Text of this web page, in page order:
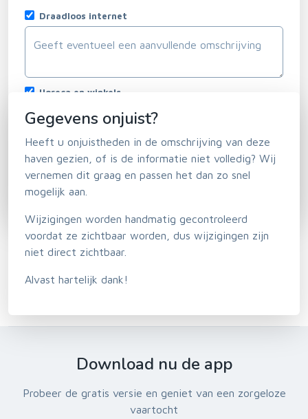
Draadloos internet
Horeca en winkels
Gegevens onjuist?
Heeft u onjuistheden in de omschrijving van deze
haven gezien, of is de informatie niet volledig? Wij
vernemen dit graag en passen het dan zo snel
mogelijk aan.
Wijzigingen worden handmatig gecontroleerd
voordat ze zichtbaar worden, dus wijzigingen zijn
niet direct zichtbaar.
Alvast hartelijk dank!
Download nu de app
Probeer de gratis versie en geniet van een zorgeloze
vaartocht